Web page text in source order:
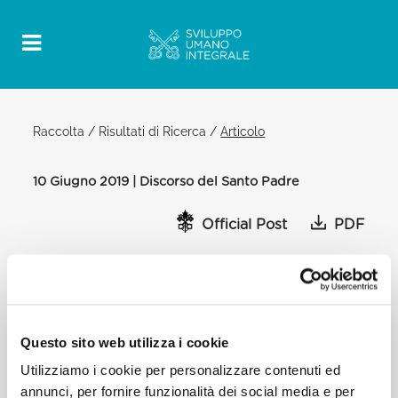
Questo sito web utilizza i cookie
Utilizziamo i cookie per personalizzare contenuti ed
annunci, per fornire funzionalità dei social media e per
Raccolta / Risultati di Ricerca /Articolo
10 Giugno 2019 | Discorso del Santo Padre
Official Post PDF
FRANCESCO AI PARTECIPANTI AL XVII
E non posso qui non menzionare i migranti e i